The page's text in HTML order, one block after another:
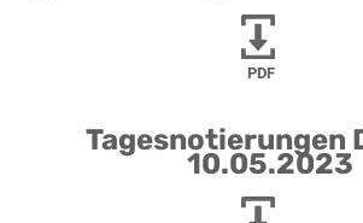
PDF
Tagesnotierungen
10.05.2023